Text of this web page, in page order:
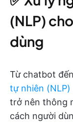
(NLP)
dùng
Từ chatbot
tự nhiên (NLP)
trở nên thông
cách người